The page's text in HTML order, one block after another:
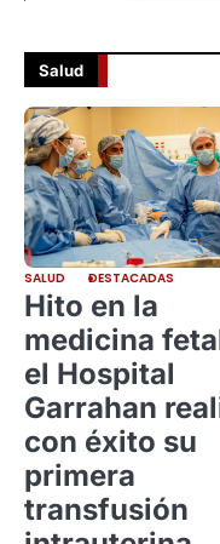
Salud
SALUD DESTACADAS
Hito en la
medicina
el Hospital
Garrahan
con éxito su
primera
transfusión